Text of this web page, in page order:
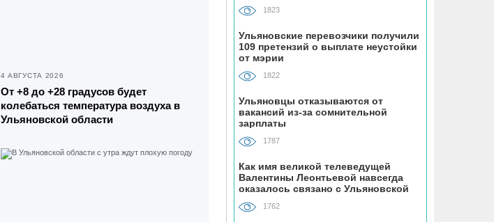
4 АВГУСТА 2026
От +8 до +28 градусов будет
колебаться температура воздуха в
Ульяновской области
благоустраивают место воинского
07.08, 18:00
До +34 градусов раскалится воздух в
07.08, 17:35
ВТБ: россияне увеличивают расходы
07.08, 17:35
В Чердаклинском районе в ДТП
попал 14-летний подросток
1823
Ульяновские перевозчики получили
109 претензий о выплате неустойки
от мэрии
1822
Ульяновцы отказываются от
вакансий из-за сомнительной
зарплаты
1787
Как имя великой телеведущей
Валентины Леонтьевой навсегда
оказалось связано с Ульяновской
областью
1762